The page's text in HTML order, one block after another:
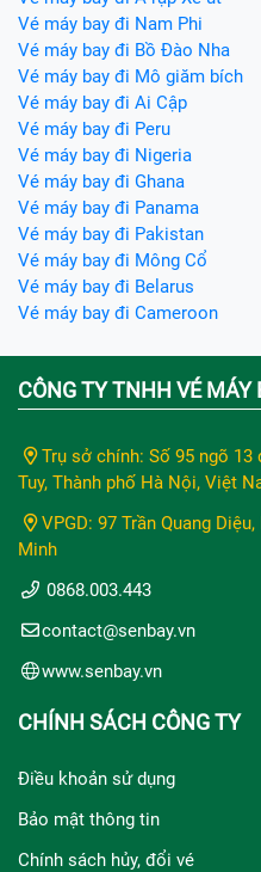
Vé máy bay đi Nam Phi
Vé máy bay đi Bồ Đào Nha
Vé máy bay đi Mô giăm bích
Vé máy bay đi Ai Cập
Vé máy bay đi Peru
Vé máy bay đi Nigeria
Vé máy bay đi Ghana
Vé máy bay đi Panama
Vé máy bay đi Pakistan
Vé máy bay đi Mông Cổ
Vé máy bay đi Belarus
Vé máy bay đi Cameroon
CÔNG TY TNHH VÉ MÁY
Trụ sở chính: Số 95 ngõ
Tuy, Thành phố Hà Nội, Việt
VPGD: 97 Trần Quang
Minh
0868.003.443
contact@senbay.vn
www.senbay.vn
CHÍNH SÁCH CÔNG TY
Điều khoản sử dụng
Bảo mật thông tin
Chính sách hủy, đổi vé